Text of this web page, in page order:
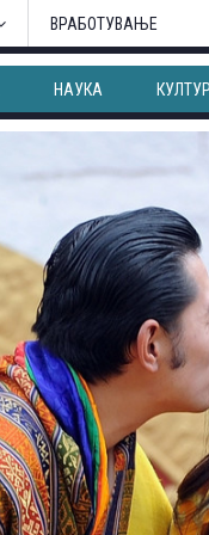
ВРАБОТУВАЊЕ
НАУКА